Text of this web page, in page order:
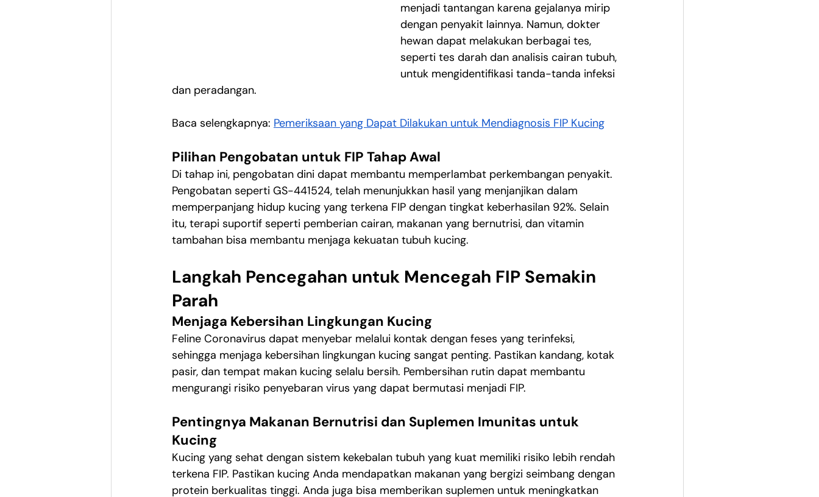
menjadi tantangan karena gejalanya mirip
dengan penyakit lainnya. Namun, dokter
hewan dapat melakukan berbagai tes,
seperti tes darah dan analisis cairan tubuh,
untuk mengidentifikasi tanda-tanda infeksi
dan peradangan.
Baca selengkapnya: Pemeriksaan yang Dapat Dilakukan untuk Mendiagnosis FIP Kucing
Pilihan Pengobatan untuk FIP Tahap Awal
Di tahap ini, pengobatan dini dapat membantu memperlambat perkembangan penyakit.
Pengobatan seperti GS-441524, telah menunjukkan hasil yang menjanjikan dalam
memperpanjang hidup kucing yang terkena FIP dengan tingkat keberhasilan 92%. Selain
itu, terapi suportif seperti pemberian cairan, makanan yang bernutrisi, dan vitamin
tambahan bisa membantu menjaga kekuatan tubuh kucing.
Langkah Pencegahan untuk Mencegah FIP Semakin
Parah
Menjaga Kebersihan Lingkungan Kucing
Feline Coronavirus dapat menyebar melalui kontak dengan feses yang terinfeksi,
sehingga menjaga kebersihan lingkungan kucing sangat penting. Pastikan kandang, kotak
pasir, dan tempat makan kucing selalu bersih. Pembersihan rutin dapat membantu
mengurangi risiko penyebaran virus yang dapat bermutasi menjadi FIP.
Pentingnya Makanan Bernutrisi dan Suplemen Imunitas untuk
Kucing
Kucing yang sehat dengan sistem kekebalan tubuh yang kuat memiliki risiko lebih rendah
terkena FIP. Pastikan kucing Anda mendapatkan makanan yang bergizi seimbang dengan
protein berkualitas tinggi. Anda juga bisa memberikan suplemen untuk meningkatkan